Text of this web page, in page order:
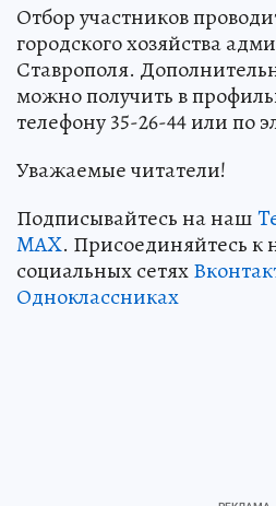
Отбор участников
городского хозяйства
Ставрополя.
можно получить в
телефону 35-26-44 или по
Уважаемые читатели!
Подписывайтесь на наш
MAX. Присоединяйтесь
социальных сетях
Одноклассниках